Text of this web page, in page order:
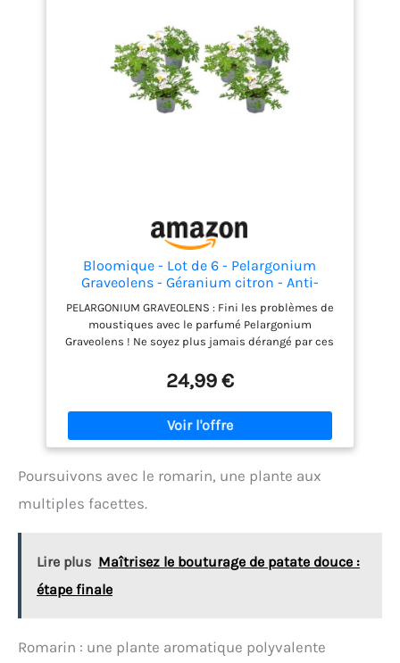
plantes et améliore leur résistance, pour un
feuillage sain et des fleurs plus belles et plus
nombreuses.
Bloomique - Lot de 6 - Pelargonium
Graveolens - Géranium citron - Anti-
moustique - Parfumé - Plantes de jardin -
Hauteur 15-30 cm - Pot 10,5 cm
PELARGONIUM GRAVEOLENS : Fini les problèmes de
moustiques avec le parfumé Pelargonium
Graveolens ! Ne soyez plus jamais dérangé par ces
dans votre jardin. ANTI-MOUSTIQUE : Grâce aux
propriétés parfumées de cette plante, vous ne serez
plus dérangé par les moustiques GÉRANIUM : Cette
plante facile d'Afrique du Sud est une véritable fleur
d'été aux belles couleurs ! ENTRETIEN : Je demande
temps en temps et un peu de soleil tous les jours
plante mesure environ 15-20 cm de haut. Notre
24,99 €
Poursuivons avec le romarin, une plante aux
multiples facettes.
Lire plus Maîtrisez le bouturage de patate douce :
étape finale
Romarin : une plante aromatique polyvalente